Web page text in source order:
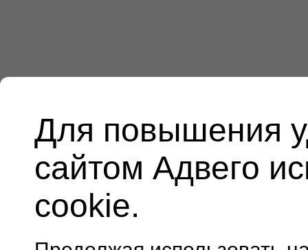
Для повышения
сайтом Адвего
cookie.